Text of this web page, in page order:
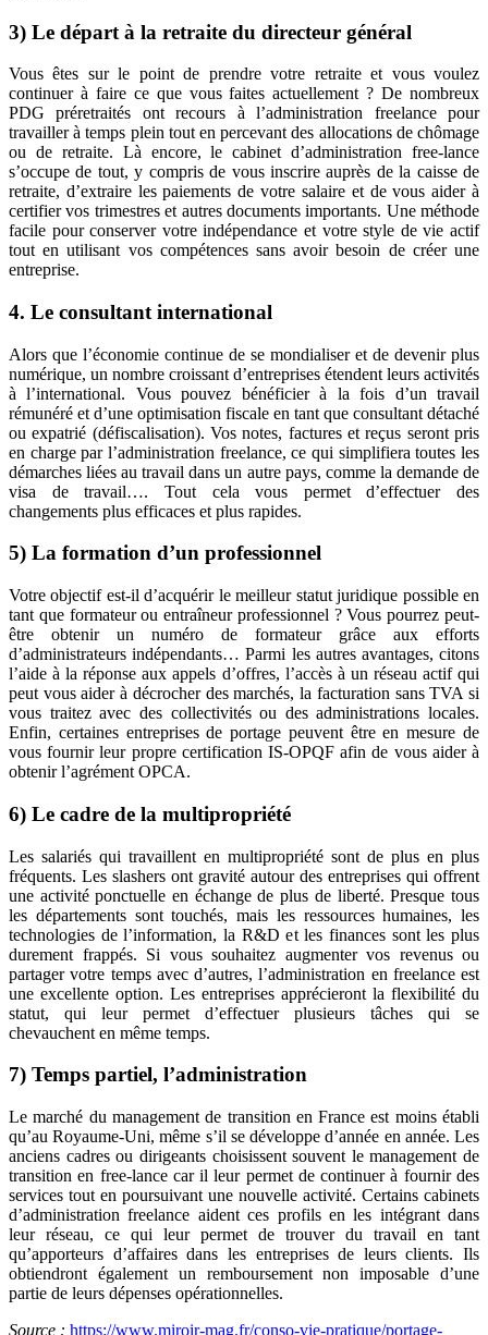
3) Le départ à la retraite du directeur général
Vous êtes sur le point de prendre votre retraite et vous voulez
continuer à faire ce que vous faites actuellement ? De nombreux
PDG préretraités ont recours à l’administration freelance pour
travailler à temps plein tout en percevant des allocations de chômage
ou de retraite. Là encore, le cabinet d’administration free-lance
s’occupe de tout, y compris de vous inscrire auprès de la caisse de
retraite, d’extraire les paiements de votre salaire et de vous aider à
certifier vos trimestres et autres documents importants. Une méthode
facile pour conserver votre indépendance et votre style de vie actif
tout en utilisant vos compétences sans avoir besoin de créer une
entreprise.
4. Le consultant international
Alors que l’économie continue de se mondialiser et de devenir plus
numérique, un nombre croissant d’entreprises étendent leurs activités
à l’international. Vous pouvez bénéficier à la fois d’un travail
rémunéré et d’une optimisation fiscale en tant que consultant détaché
ou expatrié (défiscalisation). Vos notes, factures et reçus seront pris
en charge par l’administration freelance, ce qui simplifiera toutes les
démarches liées au travail dans un autre pays, comme la demande de
visa de travail…. Tout cela vous permet d’effectuer des
changements plus efficaces et plus rapides.
5) La formation d’un professionnel
Votre objectif est-il d’acquérir le meilleur statut juridique possible en
tant que formateur ou entraîneur professionnel ? Vous pourrez peut-
être obtenir un numéro de formateur grâce aux efforts
d’administrateurs indépendants… Parmi les autres avantages, citons
l’aide à la réponse aux appels d’offres, l’accès à un réseau actif qui
peut vous aider à décrocher des marchés, la facturation sans TVA si
vous traitez avec des collectivités ou des administrations locales.
Enfin, certaines entreprises de portage peuvent être en mesure de
vous fournir leur propre certification IS-OPQF afin de vous aider à
obtenir l’agrément OPCA.
6) Le cadre de la multipropriété
Les salariés qui travaillent en multipropriété sont de plus en plus
fréquents. Les slashers ont gravité autour des entreprises qui offrent
une activité ponctuelle en échange de plus de liberté. Presque tous
les départements sont touchés, mais les ressources humaines, les
technologies de l’information, la R&D et les finances sont les plus
durement frappés. Si vous souhaitez augmenter vos revenus ou
partager votre temps avec d’autres, l’administration en freelance est
une excellente option. Les entreprises apprécieront la flexibilité du
statut, qui leur permet d’effectuer plusieurs tâches qui se
chevauchent en même temps.
7) Temps partiel, l’administration
Le marché du management de transition en France est moins établi
qu’au Royaume-Uni, même s’il se développe d’année en année. Les
anciens cadres ou dirigeants choisissent souvent le management de
transition en free-lance car il leur permet de continuer à fournir des
services tout en poursuivant une nouvelle activité. Certains cabinets
d’administration freelance aident ces profils en les intégrant dans
leur réseau, ce qui leur permet de trouver du travail en tant
qu’apporteurs d’affaires dans les entreprises de leurs clients. Ils
obtiendront également un remboursement non imposable d’une
partie de leurs dépenses opérationnelles.
Source : https://www.miroir-mag.fr/conso-vie-pratique/portage-